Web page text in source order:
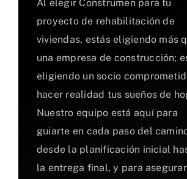
Al elegir Construmen para tu
proyecto de rehabilitación de
viviendas, estás eligiendo más
una empresa de construcción;
eligiendo un socio
hacer realidad tus sueños de
Nuestro equipo está aquí para
guiarte en cada paso del
desde la planificación inicial
la entrega final, y para